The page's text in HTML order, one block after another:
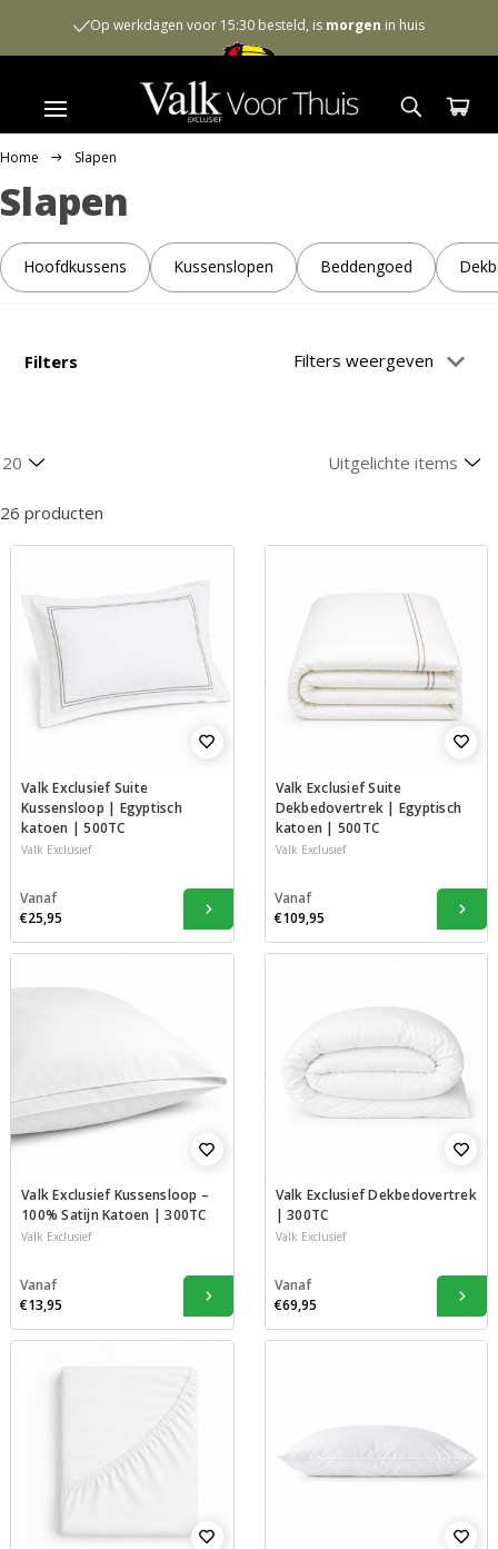
Op werkdagen voor 15:30 besteld, is morgen in huis
Home Slapen
Slapen
Hoofdkussens Kussenslopen Beddengoed
26 producten
Filters Filters weergeven
Valk Exclusief Suite
Kussensloop | Egyptisch
katoen | 500TC
Valk Exclusief
Vanaf
€25,95
Valk Exclusief Suite
Dekbedovertrek | Egyptisch
katoen | 500TC
Valk Exclusief
Vanaf
€109,95
Valk Exclusief Kussensloop –
100% Satijn Katoen | 300TC
Valk Exclusief
Vanaf
€13,95
Valk Exclusief Dekbedovertrek
| 300TC
Valk Exclusief
Vanaf
€69,95